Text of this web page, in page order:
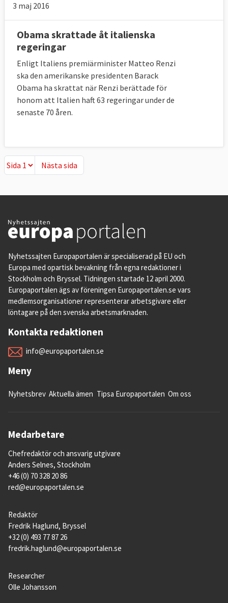
3 maj 2016
Obama skrattade åt italienska
regeringar
Enligt Italiens premiärminister Matteo Renzi
ska den amerikanske presidenten Barack
Obama ha skrattat när Renzi berättade för
honom att Italien haft 63 regeringar under de
senaste 70 åren.
Nästa sida
Nästa sida
Nyhetssajten Europaportalen är specialiserad på EU och
Europa med opartisk bevakning från egna redaktioner i
Stockholm och Bryssel. Tidningen startade 12 april 2000.
Europaportalen ägs av föreningen Europaportalen.se vars
medlemsorganisationer representerar arbetsgivare eller
löntagare på den svenska arbetsmarknaden.
Kontakta redaktionen
info@europaportalen.se
Meny
Nyhetsbrev Aktuella ämen Tipsa Europaportalen Om oss
Medarbetare
Chefredaktör och ansvarig utgivare
Anders Selnes, Stockholm
+46 (0) 70 328 20 86
red@europaportalen.se
Redaktör
Fredrik Haglund, Bryssel
+32 (0) 493 77 87 26
fredrik.haglund@europaportalen.se
Researcher
Olle Johansson